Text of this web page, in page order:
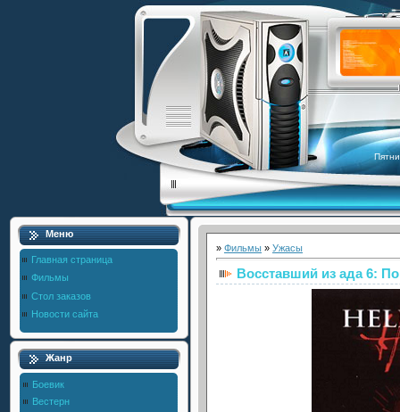
Меню
Главная страница
Фильмы
Стол заказов
Новости сайта
Жанр
Боевик
Вестерн
» Фильмы » Ужасы
Восставший из ада 6: